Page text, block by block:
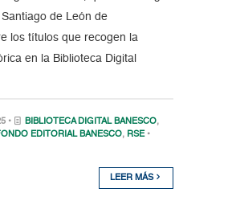
de León de
los títulos que recogen la
en la Biblioteca Digital
• BIBLIOTECA DIGITAL BANESCO,
EDITORIAL BANESCO, RSE •
LEER MÁS